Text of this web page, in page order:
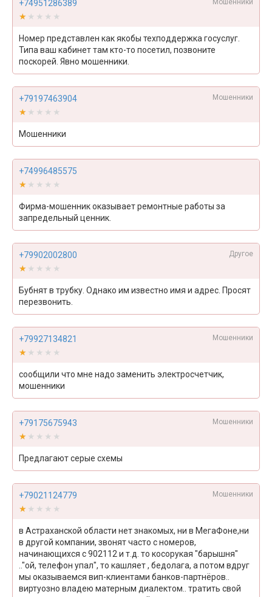
+74951286389 Мошенники
★★★★★
★★★★★
Номер представлен как якобы техподдержка госуслуг.
Типа ваш кабинет там кто-то посетил, позвоните
поскорей. Явно мошенники.
+79197463904 Мошенники
★★★★★
★★★★★
Мошенники
+74996485575
★★★★★
★★★★★
Фирма-мошенник оказывает ремонтные работы за
запредельный ценник.
+79902002800 Другое
★★★★★
★★★★★
Бубнят в трубку. Однако им известно имя и адрес. Просят
перезвонить.
+79927134821 Мошенники
★★★★★
★★★★★
сообщили что мне надо заменить электросчетчик,
мошенники
+79175675943 Мошенники
★★★★★
★★★★★
Предлагают серые схемы
+79021124779 Мошенники
★★★★★
★★★★★
в Астраханской области нет знакомых, ни в МегаФоне,ни
в другой компании, звонят часто с номеров,
начинающихся с 902112 и т.д. то косорукая "барышня"
.."ой, телефон упал", то кашляет , бедолага, а потом вдруг
мы оказываемся вип-клиентами банков-партнёров..
виртуозно владею матерным диалектом.. тратить свой